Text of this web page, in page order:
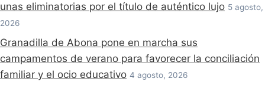
unas eliminatorias por el título de auténtico lujo 5 agosto,
2026
Granadilla de Abona pone en marcha sus
campamentos de verano para favorecer la conciliación
familiar y el ocio educativo 4 agosto, 2026